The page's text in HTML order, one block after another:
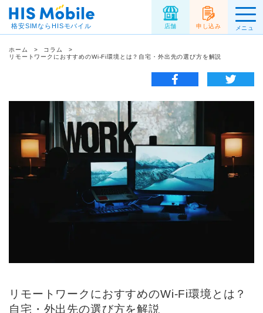
格安SIMならHISモバイル 店舗 申し込み
メニュ
ー
ホーム
コラム
リモートワークにおすすめのWi-Fi環境とは？自宅・外出先の選び方を解説
リモートワークにおすすめのWi-Fi環境とは？
自宅・外出先の選び方を解説